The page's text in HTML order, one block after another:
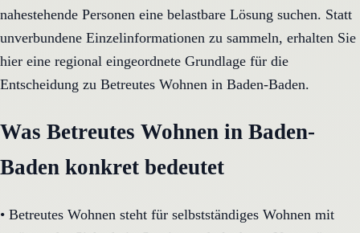
nahestehende Personen eine belastbare Lösung suchen. Statt
unverbundene Einzelinformationen zu sammeln, erhalten Sie
hier eine regional eingeordnete Grundlage für die
Entscheidung zu Betreutes Wohnen in Baden-Baden.
Was Betreutes Wohnen in Baden-
Baden konkret bedeutet
• Betreutes Wohnen steht für selbstständiges Wohnen mit